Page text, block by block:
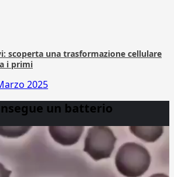
scoperta una trasformazione cellulare
i primi
2025
un batterio